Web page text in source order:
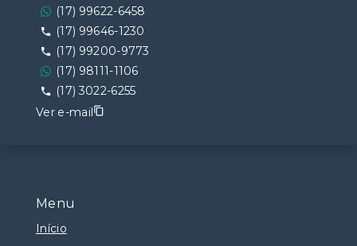
Menu
Início
(17) 99622-6458
(17) 99646-1230
(17) 99200-9773
(17) 98111-1106
(17) 3022-6255
Ver e-mail